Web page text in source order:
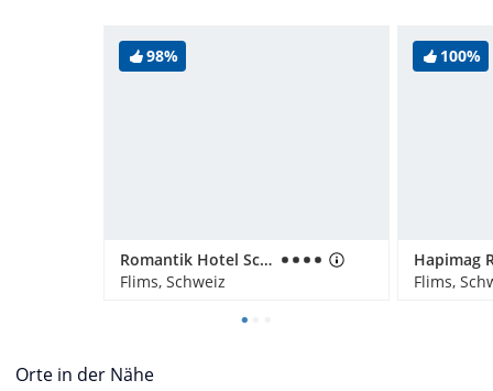
98%
Romantik Hotel Schweizerhof & Spa
Flims, Schweiz
100%
Flims,
Orte in der Nähe